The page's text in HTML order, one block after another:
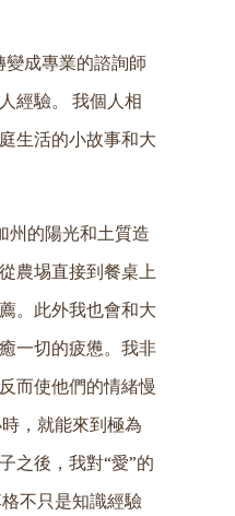
成專業的諮詢師
經驗。 我個人相
生活的小故事和大
州的陽光和土質造
農埸直接到餐桌上
。此外我也會和大
一切的疲憊。我非
而使他們的情緒慢
，就能來到極為
之後，我對“愛”的
不只是知識經驗